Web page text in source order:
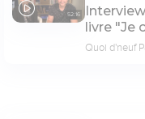
52:16
livre "Je
Quoi d'neuf